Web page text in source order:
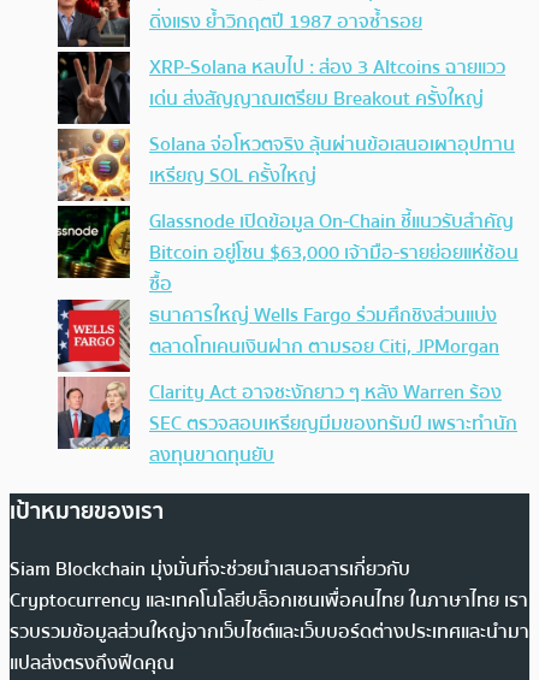
ดิ่งแรง ย้ำวิกฤตปี 1987 อาจซ้ำรอย
XRP-Solana หลบไป : ส่อง 3 Altcoins ฉายแวว
เด่น ส่งสัญญาณเตรียม Breakout ครั้งใหญ่
Solana จ่อโหวตจริง ลุ้นผ่านข้อเสนอเผาอุปทาน
เหรียญ SOL ครั้งใหญ่
Glassnode เปิดข้อมูล On-Chain ชี้แนวรับสำคัญ
Bitcoin อยู่โซน $63,000 เจ้ามือ-รายย่อยแห่ช้อน
ซื้อ
ธนาคารใหญ่ Wells Fargo ร่วมศึกชิงส่วนแบ่ง
ตลาดโทเคนเงินฝาก ตามรอย Citi, JPMorgan
Clarity Act อาจชะงักยาว ๆ หลัง Warren ร้อง
SEC ตรวจสอบเหรียญมีมของทรัมป์ เพราะทำนัก
ลงทุนขาดทุนยับ
เป้าหมายของเรา
Siam Blockchain มุ่งมั่นที่จะช่วยนำเสนอสารเกี่ยวกับ
Cryptocurrency และเทคโนโลยีบล็อกเชนเพื่อคนไทย ในภาษาไทย เรา
รวบรวมข้อมูลส่วนใหญ่จากเว็บไซต์และเว็บบอร์ดต่างประเทศและนำมา
แปลส่งตรงถึงฟีดคุณ